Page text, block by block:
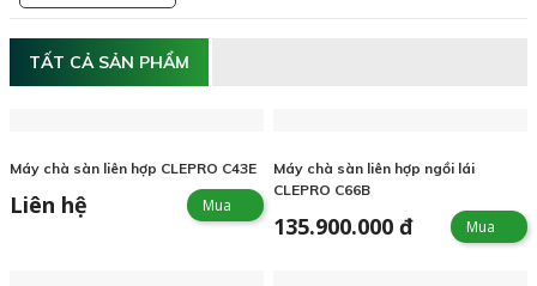
TẤT CẢ SẢN PHẨM
Máy chà sàn liên hợp CLEPRO C43E
Liên hệ Mua
Máy chà sàn liên hợp ngồi lái
CLEPRO C66B
135.900.000 đ Mua